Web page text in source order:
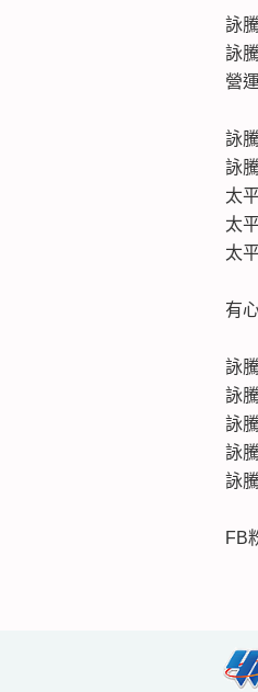
詠
詠
營
詠
詠
太
太
太
有
詠
詠
詠
詠
詠
FB